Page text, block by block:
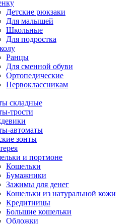
Детские рюкзаки
Для малышей
Школьные
Для подростка
Ранцы
Для сменной обуви
Ортопедические
Первоклассникам
складные
трости
автоматы
зонты
и портмоне
Кошельки
Бумажники
Зажимы для денег
Кошельки из натуральной кожи
Кредитницы
Большие кошельки
Обложки